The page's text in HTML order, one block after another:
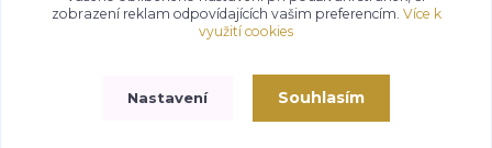
zobrazení reklam odpovídajících vašim preferencím. Více k
využití cookies
Nastavení Souhlasím